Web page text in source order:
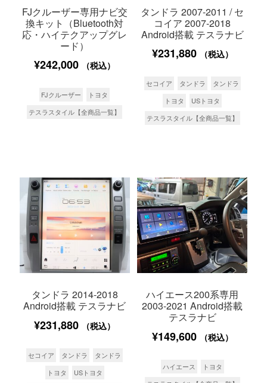
FJクルーザー専用ナビ交
換キット（Bluetooth対
応・ハイテクアップグレ
ード）
¥242,000 （税込）
FJクルーザー
トヨタ
テスラスタイル【全商品一覧】
タンドラ 2007-2011 / セ
コイア 2007-2018
Android搭載 テスラナビ
¥231,880 （税込）
セコイア タンドラ
タンドラ
トヨタ
USトヨタ
テスラスタイル【全商品一覧】
タンドラ 2014-2018
Android搭載 テスラナビ
¥231,880 （税込）
セコイア タンドラ
タンドラ
トヨタ
USトヨタ
ハイエース200系専用
2003-2021 Android搭載
テスラナビ
¥149,600 （税込）
ハイエース
トヨタ